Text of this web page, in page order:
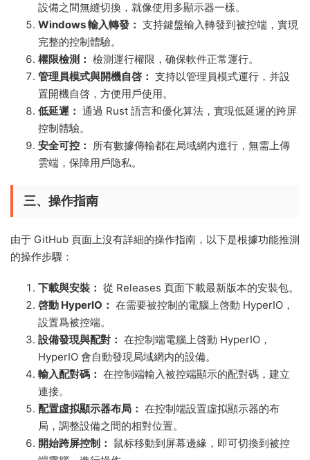
設備之間無縫切換，就像使用多顯示器一樣。
Windows 輸入轉發： 支持鍵盤輸入轉發到被控端，實現
完整的控制體驗。
權限檢測： 檢測運行權限，确保軟件正常運行。
管理員模式與開機自啓： 支持以管理員模式運行，并設
置開機自啓，方便用戶使用。
低延遲： 通過 Rust 語言和優化算法，實現低延遲的跨屏
控制體驗。
安全可控： 所有數據傳輸都在局域網内進行，無需上傳
雲端，保障用戶隐私。
三、操作指南
由于 GitHub 頁面上沒有詳細的操作指南，以下是根據功能推測
的操作步驟：
下載與安裝： 從 Releases 頁面下載最新版本的安裝包。
啓動 HyperIO： 在需要被控制的電腦上啓動 HyperIO，
設置爲被控端。
設備發現與配對： 在控制端電腦上啓動 HyperIO，
HyperIO 會自動發現局域網内的設備。
輸入配對碼： 在控制端輸入被控端顯示的配對碼，建立
連接。
配置虛拟顯示器布局： 在控制端設置虛拟顯示器的布
局，調整設備之間的相對位置。
開始跨屏控制： 鼠标移動到屏幕邊緣，即可切換到被控